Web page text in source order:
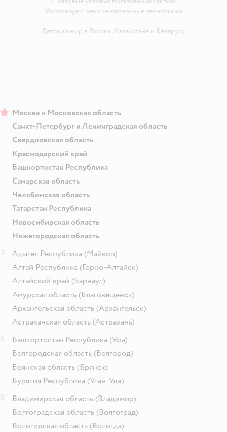
Используем рекомендательные технологии
Детский мир в России, Казахстанеи Беларуси
Москва и Московская область
Санкт-Петербург и Ленинградская область
Свердловская область
Краснодарский край
Башкортостан Республика
Самарская область
Челябинская область
Татарстан Республика
Новосибирская область
Нижегородская область
Адыгея Республика (Майкоп)
Алтай Республика (Горно-Алтайск)
Алтайский край (Барнаул)
Амурская область (Благовещенск)
Архангельская область (Архангельск)
Астраханская область (Астрахань)
Башкортостан Республика (Уфа)
Белгородская область (Белгород)
Брянская область (Брянск)
Бурятия Республика (Улан-Удэ)
Владимирская область (Владимир)
Волгоградская область (Волгоград)
Вологодская область (Вологда)